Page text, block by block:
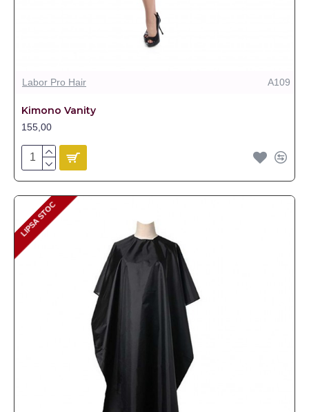
Labor Pro Hair A109
Kimono Vanity
155,00
LIPSA STOC
LIPSA STOC